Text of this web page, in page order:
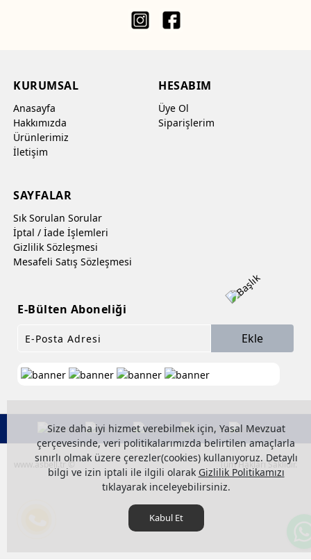
Size daha iyi hizmet verebilmek için, Yasal Mevzuat
çerçevesinde, veri politikalarımızda belirtilen amaçlarla
sınırlı olmak üzere çerezler(cookies) kullanıyoruz. Detaylı
bilgi ve izin iptali ile ilgili olarak Gizlilik Politikamızı
tıklayarak inceleyebilirsiniz.
Kabul Et
KURUMSAL
Anasayfa
Hakkımızda
Ürünlerimiz
İletişim
HESABIM
Üye Ol
Siparişlerim
SAYFALAR
Sık Sorulan Sorular
İptal / İade İşlemleri
Gizlilik Sözleşmesi
Mesafeli Satış Sözleşmesi
E-Bülten Aboneliği
Ekle
www.asbell.tr © Tüm Hakları Saklıdır.